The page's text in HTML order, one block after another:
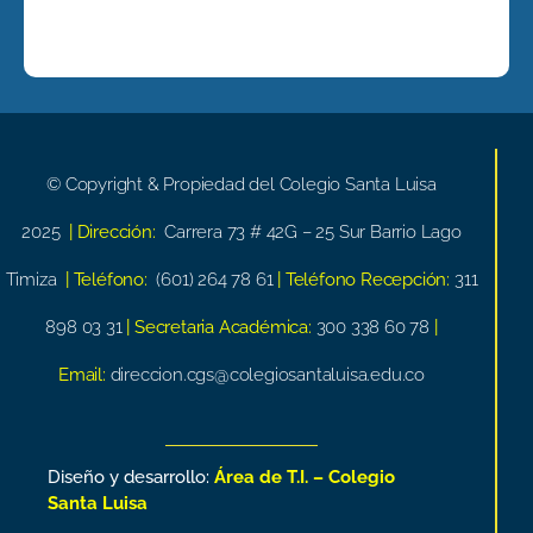
© Copyright & Propiedad del Colegio Santa Luisa
2025 | Dirección: Carrera 73 # 42G – 25 Sur Barrio Lago
Timiza | Teléfono: (601) 264 78 61 | Teléfono Recepción: 311
898 03 31 | Secretaria Académica: 300 338 60 78
Email: direccion.cgs@colegiosantaluisa.edu.co
Diseño y desarrollo: Área de T.I. – Colegio
Santa Luisa